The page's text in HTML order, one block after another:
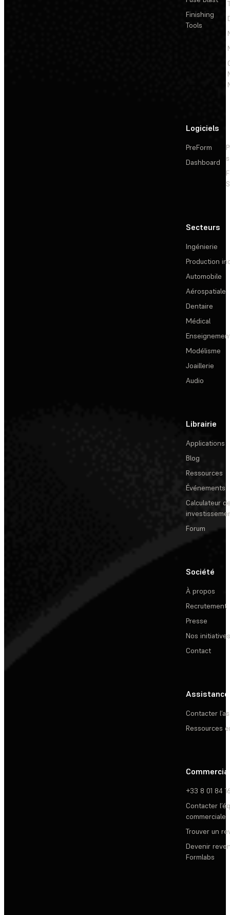
Finishing
Tools
Logiciels
PreForm
Dashboard
Secteurs
Ingénierie
Production
Automobile
Aérospatiale
Dentaire
Médical
Modélisme
Joaillerie
Audio
Librairie
Applications
Blog
Ressources
Événements
Calculateur
Forum
Société
À propos
Recrutement
Presse
Nos initiatives
Contact
Assistance
Contacter
Ressources
Commercial
+33 8 01 84
Contacter
commerciale
Trouver un
Devenir
Formlabs